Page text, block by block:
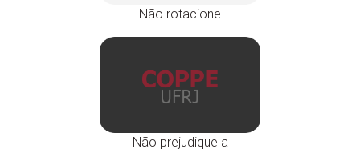
Não rotacione
Não prejudique a